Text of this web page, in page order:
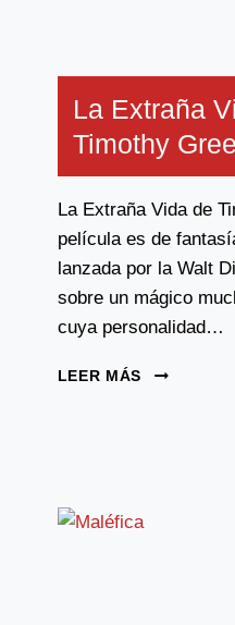
La Extraña
Timothy
La Extraña Vida de
película es de
lanzada por la Walt
sobre un mágico
cuya personalidad…
LEER MÁS
LA